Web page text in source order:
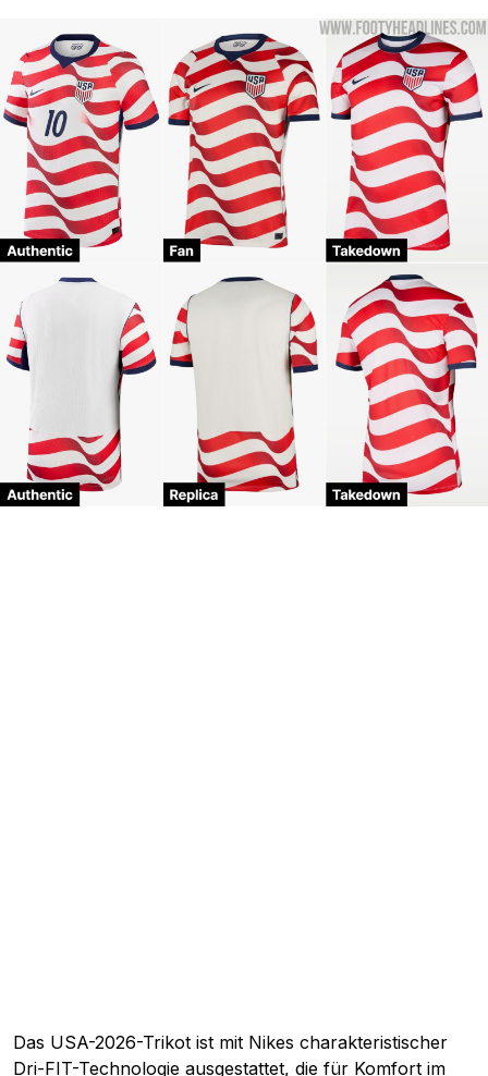
Das USA-2026-Trikot ist mit Nikes charakteristischer
Dri-FIT-Technologie ausgestattet, die für Komfort im